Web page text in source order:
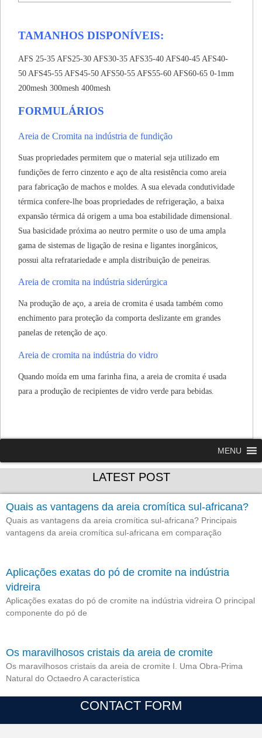
TAMANHOS DISPONÍVEIS:
AFS 25-35 AFS25-30 AFS30-35 AFS35-40 AFS40-45 AFS40-
50 AFS45-55 AFS45-50 AFS50-55 AFS55-60 AFS60-65 0-1mm
200mesh 300mesh 400mesh
FORMULÁRIOS
Areia de Cromita na indústria de fundição
Suas propriedades permitem que o material seja utilizado em
fundições de ferro cinzento e aço de alta resistência como areia
para fabricação de machos e moldes. A sua elevada condutividade
térmica confere-lhe boas propriedades de refrigeração, a baixa
expansão térmica dá origem a uma boa estabilidade dimensional.
Sua basicidade próxima ao neutro permite o uso de uma ampla
gama de sistemas de ligação de resina e ligantes inorgânicos,
possui alta refratariedade e ampla distribuição de peneiras.
Areia de cromita na indústria siderúrgica
Na produção de aço, a areia de cromita é usada também como
enchimento para proteção da comporta deslizante em grandes
panelas de retenção de aço.
Areia de cromita na indústria do vidro
Quando moída em uma farinha fina, a areia de cromita é usada
para a produção de recipientes de vidro verde para bebidas.
MENU
LATEST POST
Quais as vantagens da areia cromítica sul-africana?
Quais as vantagens da areia cromítica sul-africana? Principais
vantagens da areia cromítica sul-africana em comparação
Aplicações exatas do pó de cromite na indústria
vidreira
Aplicações exatas do pó de cromite na indústria vidreira O principal
componente do pó de
Os maravilhosos cristais da areia de cromite
Os maravilhosos cristais da areia de cromite I. Uma Obra-Prima
Natural do Octaedro A característica
CONTACT FORM